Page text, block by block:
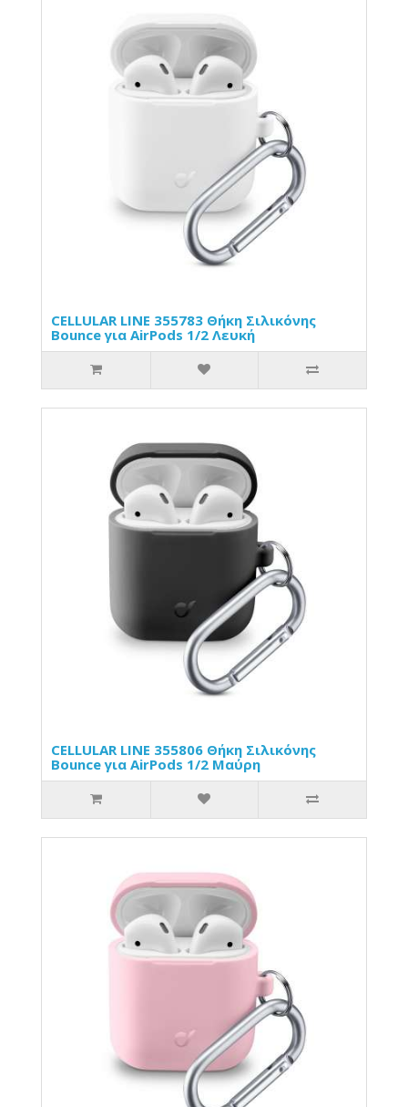
CELLULAR LINE 355783 Θήκη Σιλικόνης
Bounce για AirPods 1/2 Λευκή
CELLULAR LINE 355806 Θήκη Σιλικόνης
Bounce για AirPods 1/2 Μαύρη